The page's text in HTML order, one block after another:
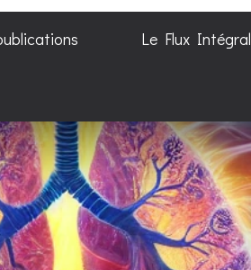
Le Flux Intégral